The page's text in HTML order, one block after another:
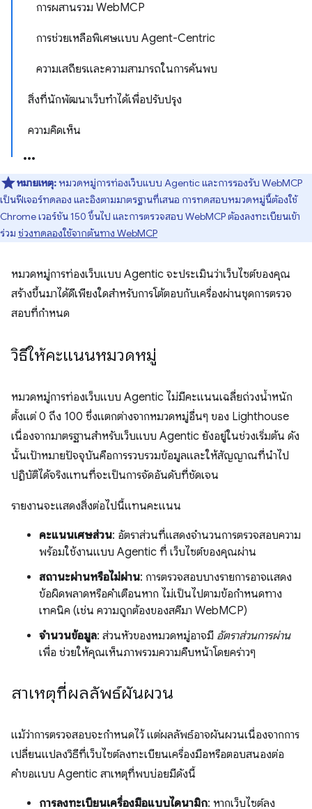
การผสานรวม WebMCP
การช่วยเหลือพิเศษแบบ Agent-Centric
ความเสถียรและความสามารถในการค้นพบ
สิ่งที่นักพัฒนาเว็บทำได้เพื่อปรับปรุง
ความคิดเห็น
หมายเหตุ: หมวดหมู่การท่องเว็บแบบ Agentic และการรองรับ WebMCP
เป็นฟีเจอร์ทดลอง และอิงตามมาตรฐานที่เสนอ การทดสอบหมวดหมู่นี้ต้องใช้
Chrome เวอร์ชัน 150 ขึ้นไป และการตรวจสอบ WebMCP ต้องลงทะเบียนเข้า
ร่วม ช่วงทดลองใช้จากต้นทาง WebMCP
หมวดหมู่การท่องเว็บแบบ Agentic จะประเมินว่าเว็บไซต์ของคุณ
สร้างขึ้นมาได้ดีเพียงใดสำหรับการโต้ตอบกับเครื่องผ่านชุดการตรวจ
สอบที่กำหนด
วิธีให้คะแนนหมวดหมู่
หมวดหมู่การท่องเว็บแบบ Agentic ไม่มีคะแนนเฉลี่ยถ่วงน้ำหนัก
ตั้งแต่ 0 ถึง 100 ซึ่งแตกต่างจากหมวดหมู่อื่นๆ ของ Lighthouse
เนื่องจากมาตรฐานสำหรับเว็บแบบ Agentic ยังอยู่ในช่วงเริ่มต้น ดัง
นั้นเป้าหมายปัจจุบันคือการรวบรวมข้อมูลและให้สัญญาณที่นำไป
ปฏิบัติได้จริงแทนที่จะเป็นการจัดอันดับที่ชัดเจน
รายงานจะแสดงสิ่งต่อไปนี้แทนคะแนน
คะแนนเศษส่วน: อัตราส่วนที่แสดงจำนวนการตรวจสอบความ
พร้อมใช้งานแบบ Agentic ที่ เว็บไซต์ของคุณผ่าน
สถานะผ่านหรือไม่ผ่าน: การตรวจสอบบางรายการอาจแสดง
ข้อผิดพลาดหรือคำเตือนหาก ไม่เป็นไปตามข้อกำหนดทาง
เทคนิค (เช่น ความถูกต้องของสคีมา WebMCP)
จำนวนข้อมูล: ส่วนหัวของหมวดหมู่อาจมี อัตราส่วนการผ่าน
เพื่อ ช่วยให้คุณเห็นภาพรวมความคืบหน้าโดยคร่าวๆ
สาเหตุที่ผลลัพธ์ผันผวน
แม้ว่าการตรวจสอบจะกำหนดไว้ แต่ผลลัพธ์อาจผันผวนเนื่องจากการ
เปลี่ยนแปลงวิธีที่เว็บไซต์ลงทะเบียนเครื่องมือหรือตอบสนองต่อ
คำขอแบบ Agentic สาเหตุที่พบบ่อยมีดังนี้
การลงทะเบียนเครื่องมือแบบไดนามิก: หากเว็บไซต์ลง